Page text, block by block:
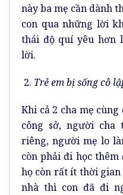
này ba mẹ cần dành
con qua những lời
thái độ quí yêu hơn
lời.
2. Trẻ em bị sống cô
Khi cả 2 cha mẹ
công sở, người
riêng, người mẹ lo
còn phải đi học
họ còn rất ít thời gian
nhà thì con đã đi